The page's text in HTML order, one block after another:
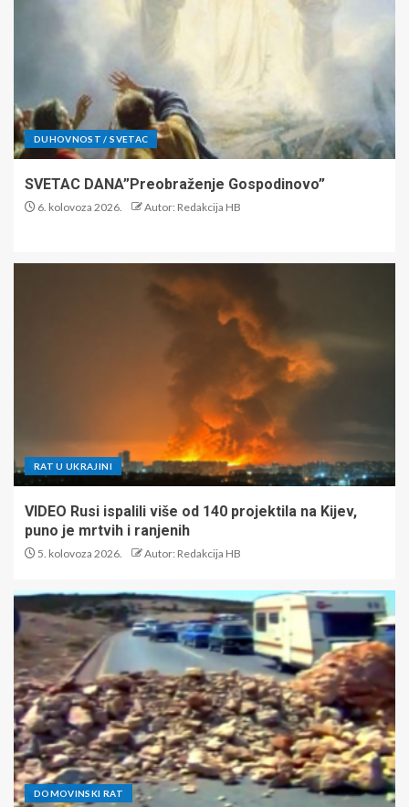
DUHOVNOST / SVETAC
SVETAC DANA”Preobraženje Gospodinovo”
6. kolovoza 2026. Autor: Redakcija HB
RAT U UKRAJINI
VIDEO Rusi ispalili više od 140 projektila na Kijev,
puno je mrtvih i ranjenih
5. kolovoza 2026. Autor: Redakcija HB
DOMOVINSKI RAT